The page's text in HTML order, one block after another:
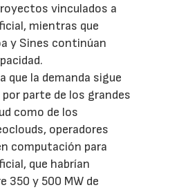
vinculados a
mientras que
y Sines continúan
que la demanda sigue
parte de los grandes
como de los
operadores
computación para
que habrían
350 y 500 MW de